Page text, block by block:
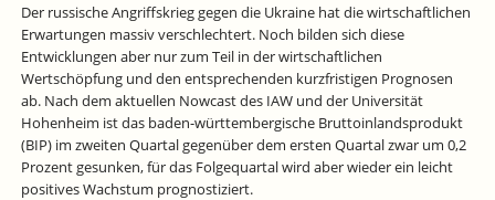
Der russische Angriffskrieg gegen die Ukraine hat die wirtschaftlichen
Erwartungen massiv verschlechtert. Noch bilden sich diese
Entwicklungen aber nur zum Teil in der wirtschaftlichen
Wertschöpfung und den entsprechenden kurzfristigen Prognosen
ab. Nach dem aktuellen Nowcast des IAW und der Universität
Hohenheim ist das baden-württembergische Bruttoinlandsprodukt
(BIP) im zweiten Quartal gegenüber dem ersten Quartal zwar um 0,2
Prozent gesunken, für das Folgequartal wird aber wieder ein leicht
positives Wachstum prognostiziert.